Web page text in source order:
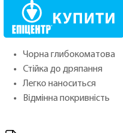
Чорна глибокоматова
Стійка до дряпання
Легко наноситься
Відмінна покривність